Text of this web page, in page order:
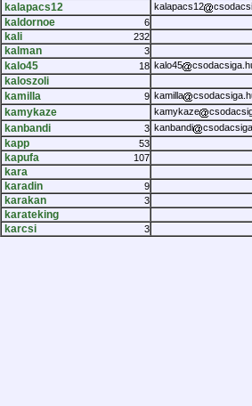
kalapacs12 kalapacs12
kaldornoe 6
kali 232
kalman 3
kalo45 18 kalo45
kaloszoli
kamilla
9 kamilla
kamykaze kamykaze
kanbandi 3 kanbandi
kapp 53
kapufa 107
kara
karadin
9
karakan 3
karateking
karcsi
3